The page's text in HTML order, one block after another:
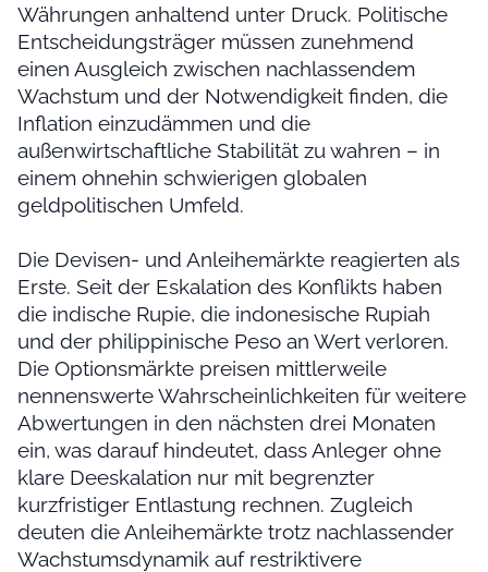
Währungen anhaltend unter Druck. Politische
Entscheidungsträger müssen zunehmend
einen Ausgleich zwischen nachlassendem
Wachstum und der Notwendigkeit finden, die
Inflation einzudämmen und die
außenwirtschaftliche Stabilität zu wahren – in
einem ohnehin schwierigen globalen
geldpolitischen Umfeld.
Die Devisen- und Anleihemärkte reagierten als
Erste. Seit der Eskalation des Konflikts haben
die indische Rupie, die indonesische Rupiah
und der philippinische Peso an Wert verloren.
Die Optionsmärkte preisen mittlerweile
nennenswerte Wahrscheinlichkeiten für weitere
Abwertungen in den nächsten drei Monaten
ein, was darauf hindeutet, dass Anleger ohne
klare Deeskalation nur mit begrenzter
kurzfristiger Entlastung rechnen. Zugleich
deuten die Anleihemärkte trotz nachlassender
Wachstumsdynamik auf restriktivere